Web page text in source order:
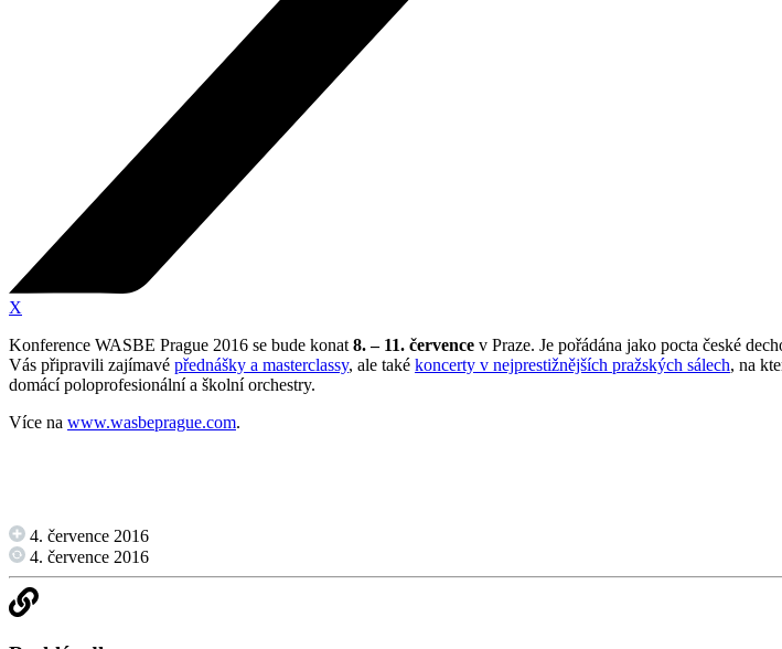
X
Konference WASBE Prague 2016 se bude konat8. – 11. července v Praze. Je pořádána jako pocta české
Vás připravili zajímavé přednášky a masterclassy, ale také koncerty v nejprestižnějších pražských sálech, na
domácí poloprofesionální a školní orchestry.
Více na www.wasbeprague.com.
4. července 2016
4. července 2016